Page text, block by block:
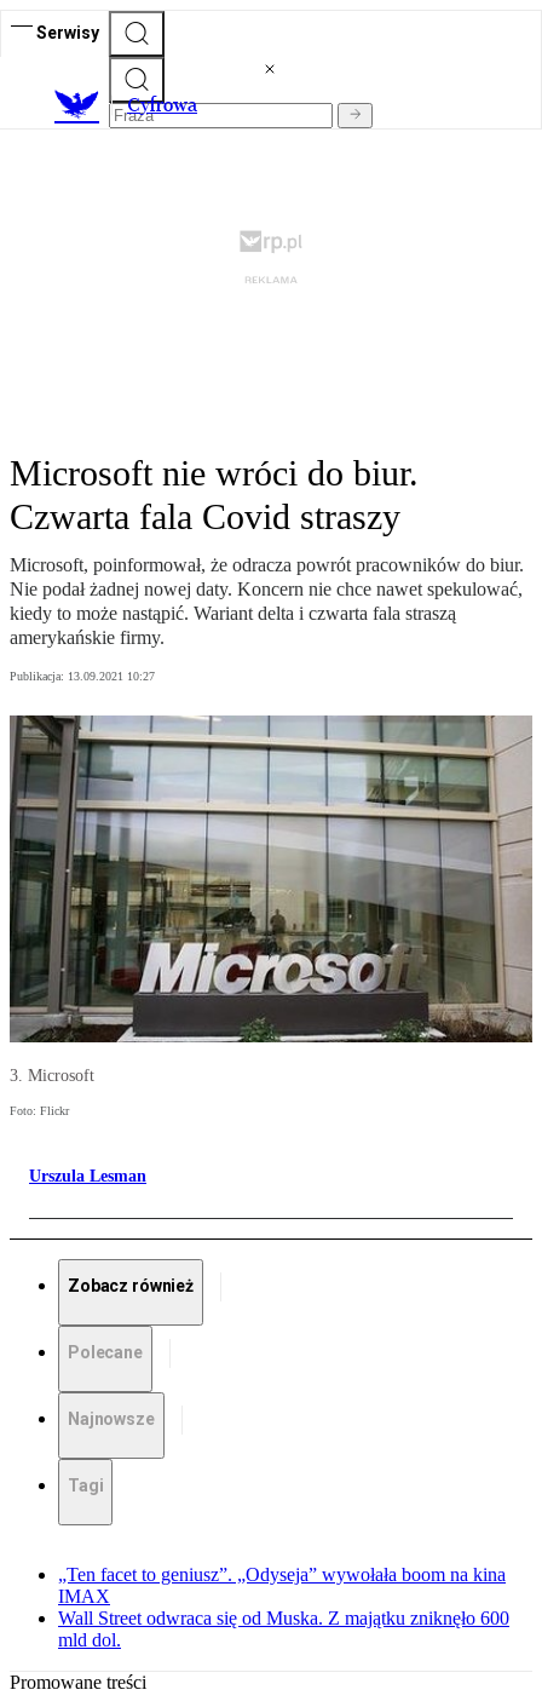
Serwisy
Cyfrowa
Microsoft nie wróci do biur.
Czwarta fala Covid straszy
Microsoft, poinformował, że odracza powrót pracowników do biur.
Nie podał żadnej nowej daty. Koncern nie chce nawet spekulować,
kiedy to może nastąpić. Wariant delta i czwarta fala straszą
amerykańskie firmy.
Publikacja: 13.09.2021 10:27
3. Microsoft
Foto: Flickr
Urszula Lesman
Zobacz również
Polecane
Najnowsze
Tagi
„Ten facet to geniusz”. „Odyseja” wywołała boom na kina
IMAX
Wall Street odwraca się od Muska. Z majątku zniknęło 600
mld dol.
Promowane treści